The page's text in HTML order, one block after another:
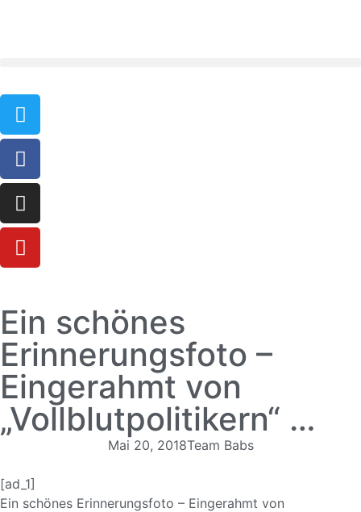
Ein schönes
Erinnerungsfoto –
Eingerahmt von
„Vollblutpolitikern“ …
Mai 20, 2018Team Babs
[ad_1]
Ein schönes Erinnerungsfoto – Eingerahmt von